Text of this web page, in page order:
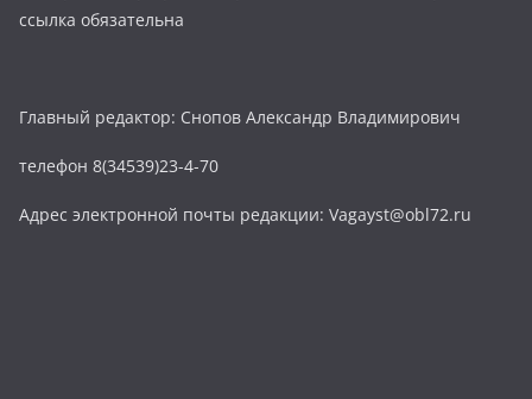
ссылка обязательна
Главный редактор: Снопов Александр Владимирович
телефон 8(34539)23-4-70
Адрес электронной почты редакции: Vagayst@obl72.ru